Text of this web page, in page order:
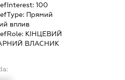
100
Прямий
вплив
КІНЦЕВИЙ
ВЛАСНИК